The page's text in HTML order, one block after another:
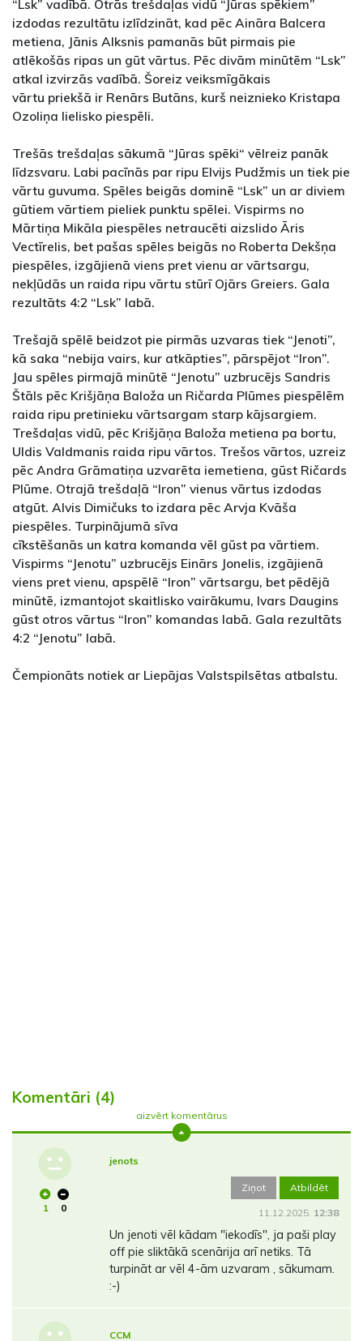
“Lsk” vadībā. Otrās trešdaļas vidū “Jūras spēkiem”
izdodas rezultātu izlīdzināt, kad pēc Aināra Balcera
metiena, Jānis Alksnis pamanās būt pirmais pie
atlēkošās ripas un gūt vārtus. Pēc divām minūtēm “Lsk”
atkal izvirzās vadībā. Šoreiz veiksmīgākais
vārtu priekšā ir Renārs Butāns, kurš neiznieko Kristapa
Ozoliņa lielisko piespēli.
Trešās trešdaļas sākumā “Jūras spēki“ vēlreiz panāk
līdzsvaru. Labi pacīnās par ripu Elvijs Pudžmis un tiek pie
vārtu guvuma. Spēles beigās dominē “Lsk” un ar diviem
gūtiem vārtiem pieliek punktu spēlei. Vispirms no
Mārtiņa Mikāla piespēles netraucēti aizslido Āris
Vectīrelis, bet pašas spēles beigās no Roberta Dekšņa
piespēles, izgājienā viens pret vienu ar vārtsargu,
nekļūdās un raida ripu vārtu stūrī Ojārs Greiers. Gala
rezultāts 4:2 “Lsk” labā.
Trešajā spēlē beidzot pie pirmās uzvaras tiek “Jenoti”,
kā saka “nebija vairs, kur atkāpties”, pārspējot “Iron”.
Jau spēles pirmajā minūtē “Jenotu” uzbrucējs Sandris
Štāls pēc Krišjāņa Baloža un Ričarda Plūmes piespēlēm
raida ripu pretinieku vārtsargam starp kājsargiem.
Trešdaļas vidū, pēc Krišjāņa Baloža metiena pa bortu,
Uldis Valdmanis raida ripu vārtos. Trešos vārtos, uzreiz
pēc Andra Grāmatiņa uzvarēta iemetiena, gūst Ričards
Plūme. Otrajā trešdaļā “Iron” vienus vārtus izdodas
atgūt. Alvis Dimičuks to izdara pēc Arvja Kvāša
piespēles. Turpinājumā sīva
cīkstēšanās un katra komanda vēl gūst pa vārtiem.
Vispirms “Jenotu” uzbrucējs Einārs Jonelis, izgājienā
viens pret vienu, apspēlē “Iron” vārtsargu, bet pēdējā
minūtē, izmantojot skaitlisko vairākumu, Ivars Daugins
gūst otros vārtus “Iron” komandas labā. Gala rezultāts
4:2 “Jenotu” labā.
Čempionāts notiek ar Liepājas Valstspilsētas atbalstu.
Komentāri (4)
aizvērt komentārus
1 0
jenots
Ziņot Atbildēt
11.12.2025. 12:38
Un jenoti vēl kādam "iekodīs", ja paši play
off pie sliktākā scenārija arī netiks. Tā
turpināt ar vēl 4-ām uzvaram , sākumam.
:-)
CCM